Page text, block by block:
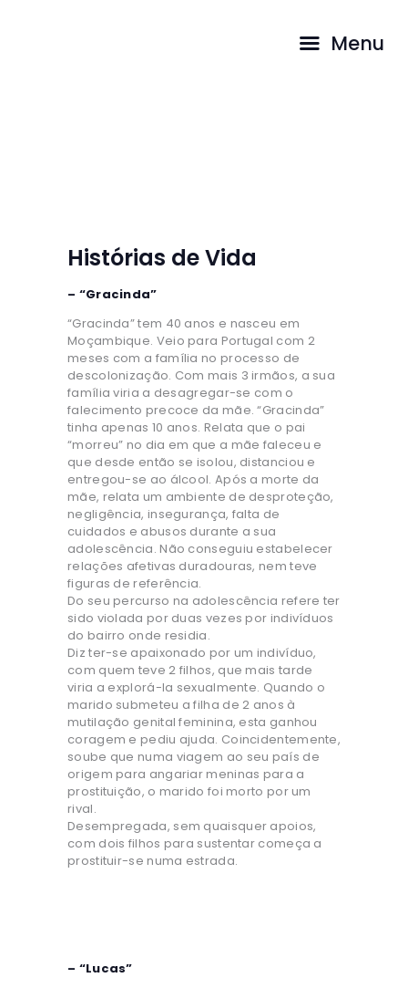
Menu
LOJA ONLINE
Histórias de Vida
– “Gracinda”
“Gracinda” tem 40 anos e nasceu em
Moçambique. Veio para Portugal com 2
meses com a família no processo de
descolonização. Com mais 3 irmãos, a sua
família viria a desagregar-se com o
falecimento precoce da mãe. “Gracinda”
tinha apenas 10 anos. Relata que o pai
“morreu” no dia em que a mãe faleceu e
que desde então se isolou, distanciou e
entregou-se ao álcool. Após a morte da
mãe, relata um ambiente de desproteção,
negligência, insegurança, falta de
cuidados e abusos durante a sua
adolescência. Não conseguiu estabelecer
relações afetivas duradouras, nem teve
figuras de referência.
Do seu percurso na adolescência refere ter
sido violada por duas vezes por indivíduos
do bairro onde residia.
Diz ter-se apaixonado por um indivíduo,
com quem teve 2 filhos, que mais tarde
viria a explorá-la sexualmente. Quando o
marido submeteu a filha de 2 anos à
mutilação genital feminina, esta ganhou
coragem e pediu ajuda. Coincidentemente,
soube que numa viagem ao seu país de
origem para angariar meninas para a
prostituição, o marido foi morto por um
rival.
Desempregada, sem quaisquer apoios,
com dois filhos para sustentar começa a
prostituir-se numa estrada.
– “Lucas”